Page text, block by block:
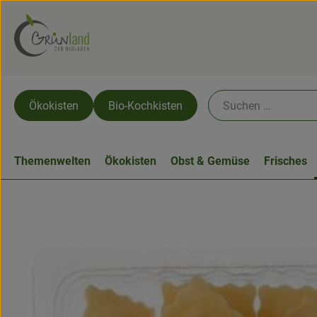
Ökokisten Bio-Kochkisten
Themenwelten Ökokisten Obst & Gemüse Frisches